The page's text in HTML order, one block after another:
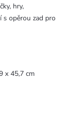
hry,
s opěrou zad pro
x 45,7 cm